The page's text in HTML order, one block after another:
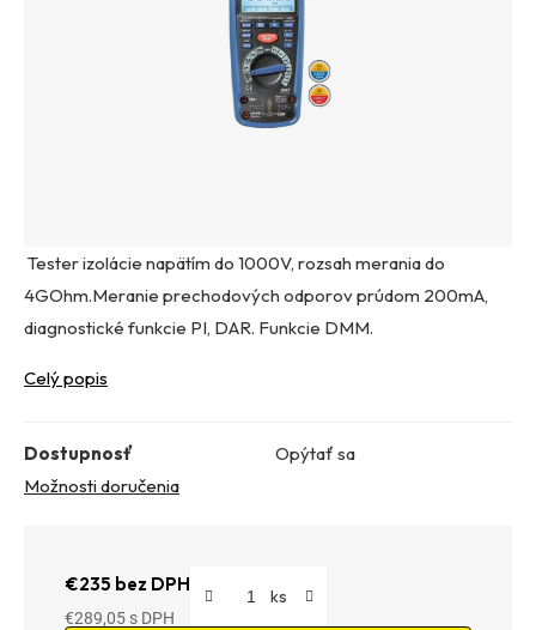
Tester izolácie napätím do 1000V, rozsah merania do
4GOhm.Meranie prechodových odporov prúdom 200mA,
diagnostické funkcie PI, DAR. Funkcie DMM.
Celý popis
Dostupnosť
Opýtať sa
Možnosti doručenia
€235 bez DPH
€289,05